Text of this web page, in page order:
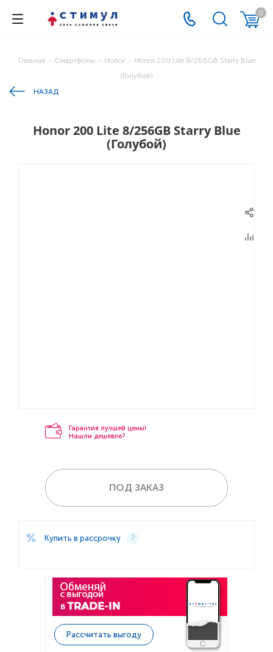
0
Главная - Смартфоны - Honor - Honor 200 Lite 8/256GB Starry Blue
(Голубой)
НАЗАД
Honor 200 Lite 8/256GB Starry Blue
(Голубой)
Гарантия лучшей цены!
Нашли дешевле?
ПОД ЗАКАЗ
Купить в рассрочку
Рассчитать выгоду